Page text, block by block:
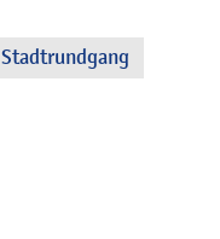
Stadtrundgang